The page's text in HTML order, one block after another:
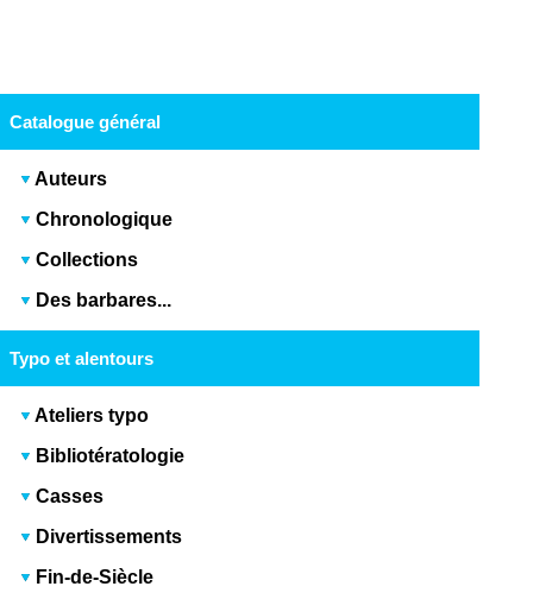
Catalogue général
Auteurs
Chronologique
Collections
Des barbares...
Typo et alentours
Ateliers typo
Bibliotératologie
Casses
Divertissements
Fin-de-Siècle